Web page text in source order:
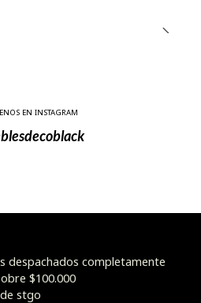
EN INSTAGRAM
despachados completamente
$100.000
stgo